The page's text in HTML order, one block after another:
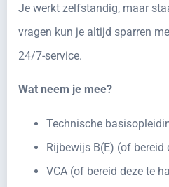
Je werkt zelfstandig, maar
vragen kun je altijd sparren
24/7-service.
Wat neem je mee?
Technische
Rijbewijs B(E) (of bereid
VCA (of bereid deze te